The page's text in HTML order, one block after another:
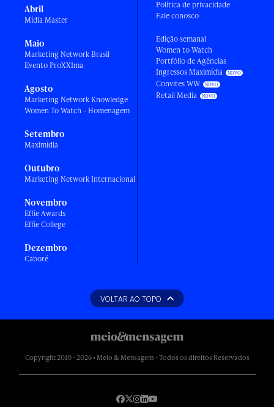
Abril
Mídia Master
Maio
Marketing Network Brasil
Evento ProXXIma
Agosto
Marketing Network Knowledge
Women To Watch - Homenagem
Setembro
Maximídia
Outubro
Marketing Network Internacional
Novembro
Effie Awards
Effie College
Dezembro
Caboré
Política de privacidade
Fale conosco
Edição semanal
Women to Watch
Portfólio de Agências
Ingressos Maximídia
Convites WW
Retail Media
VOLTAR AO TOPO
Copyright 2010 - 2026 • Meio & Mensagem - Todos os direitos Reservados